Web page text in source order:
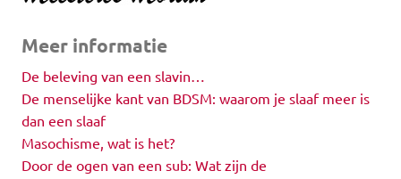
Meer informatie
De beleving van een slavin…
De menselijke kant van BDSM: waarom je slaaf meer is
dan een slaaf
Masochisme, wat is het?
Door de ogen van een sub: Wat zijn de